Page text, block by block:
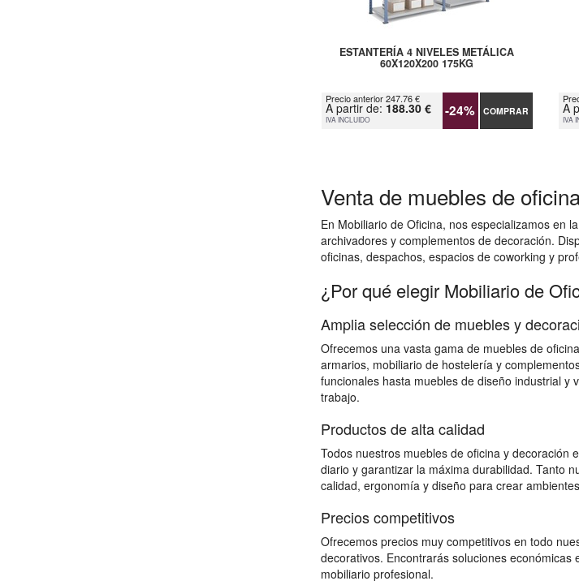
ESTANTERÍA 4 NIVELES METÁLICA
60X120X200 175KG
Precio anterior 247.76 €
A partir de: 188.30 €
IVA INCLUIDO -24% COMPRAR A
IVA
Venta de muebles de
En Mobiliario de Oficina, nos especializamos en
archivadores y complementos de decoración.
oficinas, despachos, espacios de coworking y
¿Por qué elegir Mobiliario de
Amplia selección de muebles y
Ofrecemos una vasta gama de muebles de
armarios, mobiliario de hostelería y
funcionales hasta muebles de diseño industrial y
trabajo.
Productos de alta calidad
Todos nuestros muebles de oficina y decoración
diario y garantizar la máxima durabilidad. Tanto
calidad, ergonomía y diseño para crear
Precios competitivos
Ofrecemos precios muy competitivos en todo
decorativos. Encontrarás soluciones
mobiliario profesional.